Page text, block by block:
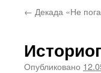
← Декада «Не
Опубликовано